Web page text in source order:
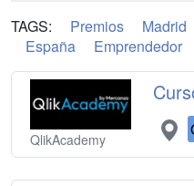
TAGS: Premios Madrid
España
Emprendedor
QlikAcademy